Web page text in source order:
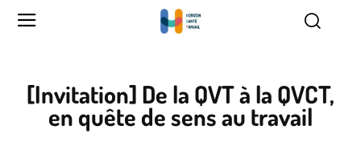
[Invitation] De la QVT à la QVCT,
en quête de sens au travail